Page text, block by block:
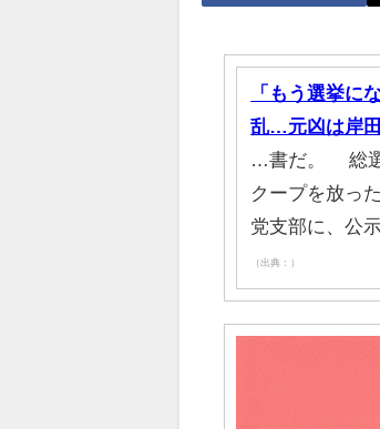
「もう選挙に
乱…元凶は岸
…書だ。 総選
クープを放っ
党支部に、公
（出典：）